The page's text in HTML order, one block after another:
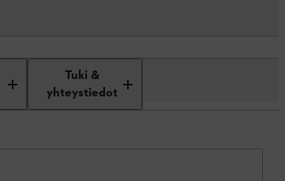
Tuki &
yhteystiedot